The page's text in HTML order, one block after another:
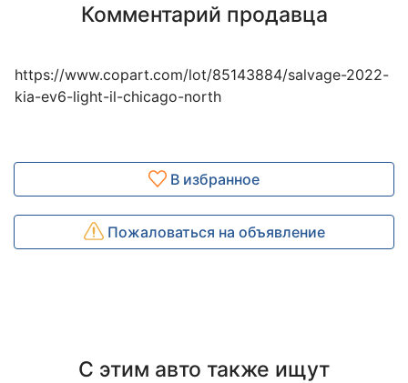
Комментарий продавца
https://www.copart.com/lot/85143884/salvage-2022-
kia-ev6-light-il-chicago-north
В избранное
Пожаловаться на объявление
С этим авто также ищут